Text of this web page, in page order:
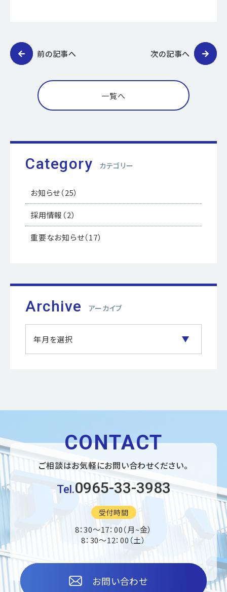
前の記事へ 次の記事へ
一覧へ
Category カテゴリー
お知らせ（25）
採用情報 （2）
重要なお知らせ（17）
Archive アーカイブ
CONTACT
ご相談はお気軽にお問い合わせください。
Tel.0965-33-3983
受付時間
8：30〜17：00（月~金）
8：30〜12：00（土）
お問い合わせ